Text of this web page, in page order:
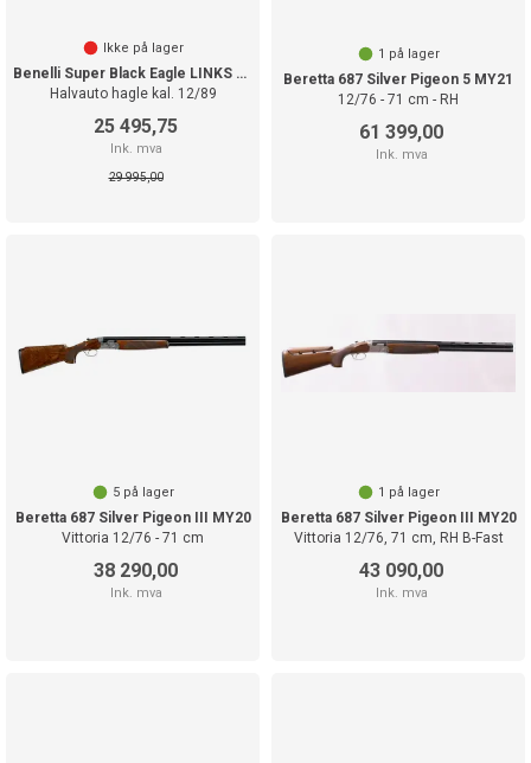
Ikke på lager
Benelli Super Black Eagle LINKS 26"
Halvauto hagle kal. 12/89
25 495,75
Ink. mva
29 995,00
1 på lager
Beretta 687 Silver Pigeon 5 MY21
12/76 - 71 cm - RH
61 399,00
Ink. mva
5 på lager
Beretta 687 Silver Pigeon III MY20
Vittoria 12/76 - 71 cm
38 290,00
Ink. mva
1 på lager
Beretta 687 Silver Pigeon III MY20
Vittoria 12/76, 71 cm, RH B-Fast
43 090,00
Ink. mva